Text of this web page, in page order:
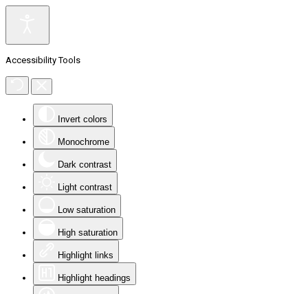
Accessibility Tools
Invert colors
Monochrome
Dark contrast
Light contrast
Low saturation
High saturation
Highlight links
Highlight headings